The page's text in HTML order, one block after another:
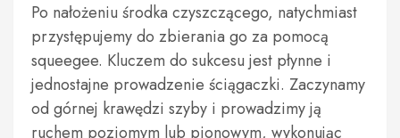
Po nałożeniu środka czyszczącego, natychmiast
przystępujemy do zbierania go za pomocą
squeegee. Kluczem do sukcesu jest płynne i
jednostajne prowadzenie ściągaczki. Zaczynamy
od górnej krawędzi szyby i prowadzimy ją
ruchem poziomym lub pionowym, wykonując